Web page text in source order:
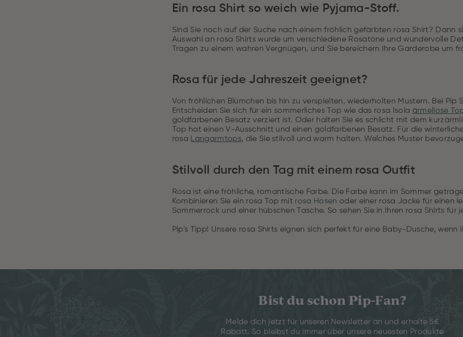
Ein rosa Shirt so weich wie Pyjama-Stoff.
Sind Sie noch auf der Suche nach einem fröhlich gefärbten rosa Shirt? Dann
Auswahl an rosa Shirts wurde um verschiedene Rosatöne und wundervolle
Tragen zu einem wahren Vergnügen, und Sie bereichern Ihre Garderobe um
Rosa für jede Jahreszeit geeignet?
Von fröhlichen Blümchen bis hin zu verspielten, wiederholten Mustern. Bei Pip
Entscheiden Sie sich für ein sommerliches Top wie das rosa Isola ärmellose
goldfarbenen Besatz verziert ist. Oder halten Sie es schlicht mit dem
Top hat einen V-Ausschnitt und einen goldfarbenen Besatz. Für die
rosa Langarmtops, die Sie stilvoll und warm halten. Welches Muster
Stilvoll durch den Tag mit einem rosa Outfit
Rosa ist eine fröhliche, romantische Farbe. Die Farbe kann im Sommer
Kombinieren Sie ein rosa Top mit rosa Hosen oder einer rosa Jacke für einen
Sommerrock und einer hübschen Tasche. So sehen Sie in Ihren rosa Shirts für
Pip's Tipp! Unsere rosa Shirts eignen sich perfekt für eine Baby-Dusche,
Bist du schon Pip-Fan?
Melde dich jetzt für unseren Newsletter an und erhalte 5€
Rabatt. So bleibst du immer über unsere neuesten Produkte